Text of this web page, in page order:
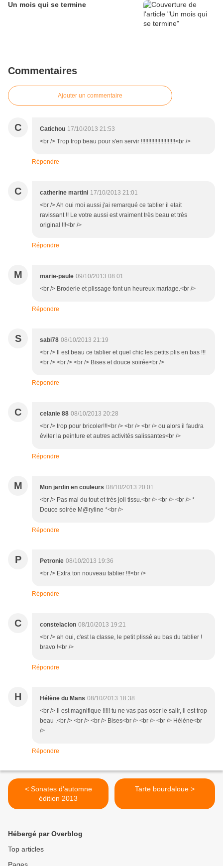
Un mois qui se termine
Commentaires
Ajouter un commentaire
C Catichou 17/10/2013 21:53
<br /> Trop trop beau pour s'en servir !!!!!!!!!!!!!!!!!!!!!!!<br />
Répondre
C catherine martini 17/10/2013 21:01
<br /> Ah oui moi aussi j'ai remarqué ce tablier il etait
ravissant !! Le votre aussi est vraiment très beau et très
original !!!<br />
Répondre
M marie-paule 09/10/2013 08:01
<br /> Broderie et plissage font un heureux mariage.<br />
Répondre
S sabi78 08/10/2013 21:19
<br /> Il est beau ce tablier et quel chic les petits plis en bas !!!
<br /> <br /> <br /> Bises et douce soirée<br />
Répondre
C celanie 88 08/10/2013 20:28
<br /> trop pour bricoler!!!<br /> <br /> <br /> ou alors il faudra
éviter la peinture et autres activités salissantes<br />
Répondre
M Mon jardin en couleurs 08/10/2013 20:01
<br /> Pas mal du tout et très joli tissu.<br /> <br /> <br /> *
Douce soirée M@ryline *<br />
Répondre
P Petronie 08/10/2013 19:36
<br /> Extra ton nouveau tablier !!!<br />
Répondre
C constelacion 08/10/2013 19:21
<br /> ah oui, c'est la classe, le petit plissé au bas du tablier !
bravo !<br />
Répondre
H Hélène du Mans 08/10/2013 18:38
<br /> Il est magnifique !!!!! tu ne vas pas oser le salir, il est trop
beau .<br /> <br /> <br /> Bises<br /> <br /> <br /> Hélène<br
/>
Répondre
< Sonates d'automne
édition 2013
Tarte bourdaloue >
Hébergé par Overblog
Top articles